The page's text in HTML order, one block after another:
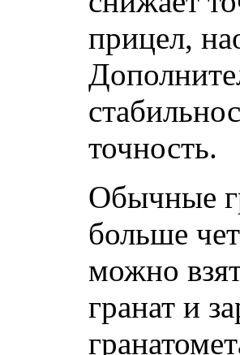
прицел,
точность.
Обычные
больше
можно
гранат и